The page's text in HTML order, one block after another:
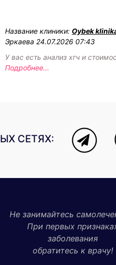
Название клиники: Oybek
Эркаева 24.07.2026 07:43
У вас есть анализ хгч и
Подробнее...
СЕТЯХ:
Не занимайтесь
При первых
заболевания
обратитесь к врачу!